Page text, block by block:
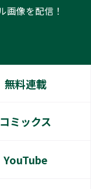
画像を配信！
無料連載
コミックス
YouTube